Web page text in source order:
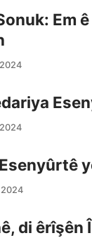
Em
2024
di êrîşên